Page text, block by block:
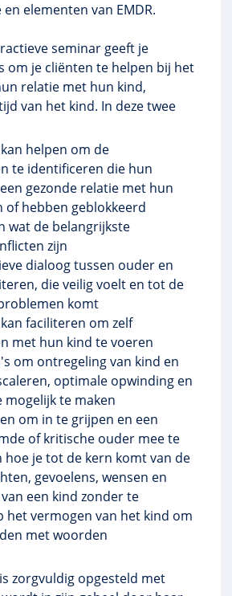
elementen van EMDR.
seminar geeft je
om je cliënten te helpen bij het
relatie met hun kind,
van het kind. In deze twee
helpen om de
te identificeren die hun
gezonde relatie met hun
of hebben geblokkeerd
wat de belangrijkste
zijn
dialoog tussen ouder en
die veilig voelt en tot de
komt
faciliteren om zelf
met hun kind te voeren
om ontregeling van kind en
optimale opwinding en
te maken
om in te grijpen en een
of kritische ouder mee te
hoe je tot de kern komt van de
gevoelens, wensen en
een kind zonder te
het vermogen van het kind om
met woorden
zorgvuldig opgesteld met